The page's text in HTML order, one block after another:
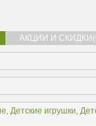
АКЦИИ И
, Детские игрушки,